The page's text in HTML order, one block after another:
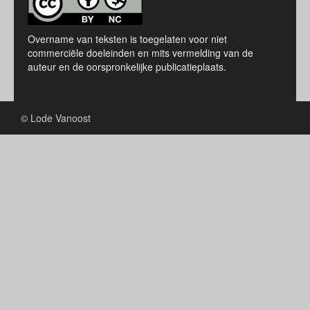
Overname van teksten is toegelaten voor niet
commerciële doeleinden en mits vermelding van de
auteur en de oorspronkelijke publicatieplaats.
© Lode Vanoost